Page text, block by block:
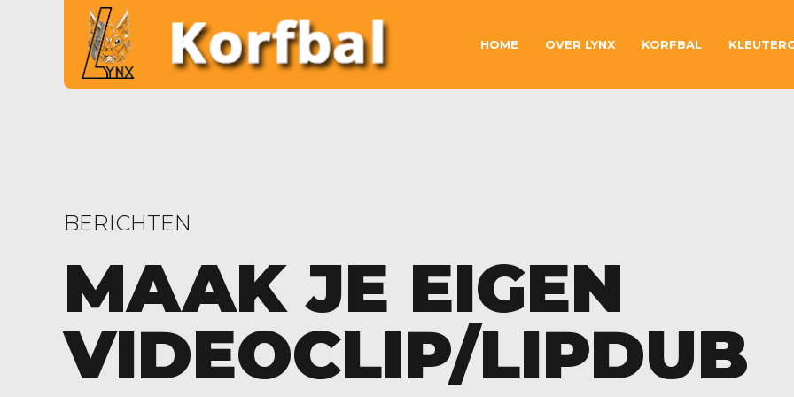
HOME OVER LYNX KORFBAL
BERICHTEN
MAAK JE EIGEN
VIDEOCLIP/LIPDUB